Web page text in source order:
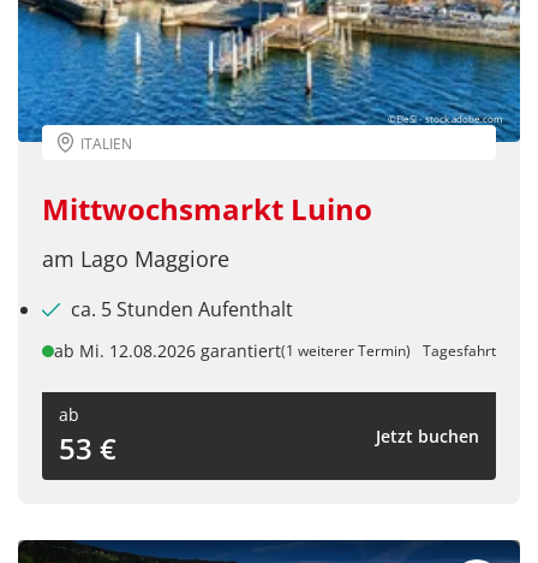
©EleSi - stock.adobe.com
ITALIEN
Mittwochsmarkt Luino
am Lago Maggiore
ca. 5 Stunden Aufenthalt
ab Mi. 12.08.2026 garantiert(1 weiterer Termin) Tagesfahrt
ab
53 € Jetzt buchen